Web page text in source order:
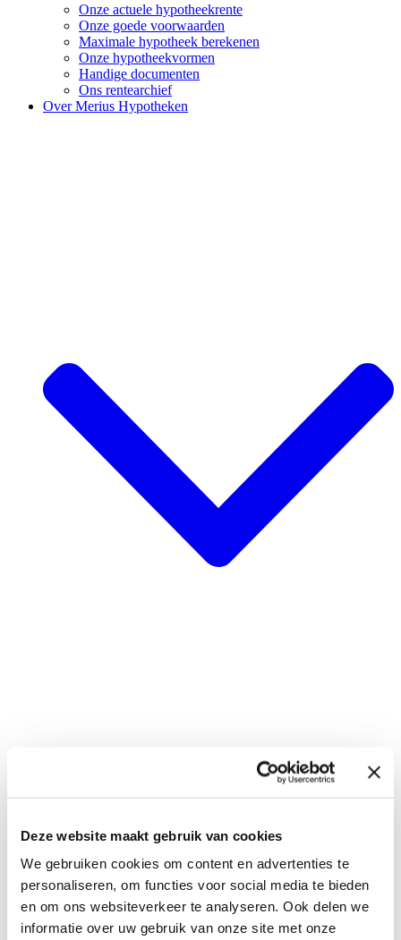
Deze website maakt gebruik van cookies
We gebruiken cookies om content en advertenties te
personaliseren, om functies voor social media te bieden
en om ons websiteverkeer te analyseren. Ook delen we
informatie over uw gebruik van onze site met onze
Onze actuele hypotheekrente
Onze goede voorwaarden
Maximale hypotheek berekenen
Onze hypotheekvormen
Handige documenten
Ons rentearchief
Over Merius Hypotheken
Waarom Merius Hypotheken?
Hoe werkt ons acceptatieproces?
Werken bij Merius Hypotheken
Veelgestelde vragen
Contact